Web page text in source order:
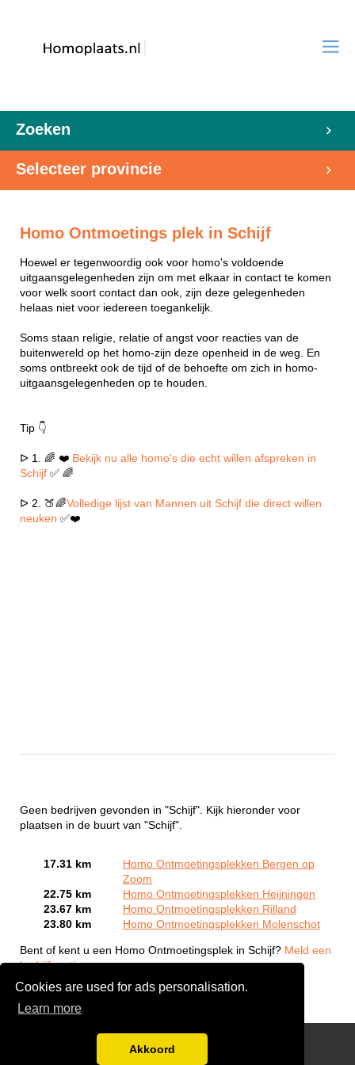
Cookies are used for ads personalisation.
Learn more
Akkoord
Zoeken
Selecteer provincie
Homo Ontmoetings plek in Schijf
Hoewel er tegenwoordig ook voor homo's voldoende
uitgaansgelegenheden zijn om met elkaar in contact te komen
voor welk soort contact dan ook, zijn deze gelegenheden
helaas niet voor iedereen toegankelijk.
Soms staan religie, relatie of angst voor reacties van de
buitenwereld op het homo-zijn deze openheid in de weg. En
soms ontbreekt ook de tijd of de behoefte om zich in homo-
uitgaansgelegenheden op te houden.
Tip 👇
ᐅ 1. 🌈 ❤️ Bekijk nu alle homo's die echt willen afspreken in
Schijf ✅ 🌈
ᐅ 2. 🍑🌈Volledige lijst van Mannen uit Schijf die direct willen
neuken ✅❤️
Geen bedrijven gevonden in "Schijf". Kijk hieronder voor
plaatsen in de buurt van "Schijf".
17.31 km
Homo Ontmoetingsplekken Bergen op
Zoom
22.75 km
Homo Ontmoetingsplekken Heijningen
23.67 km
Homo Ontmoetingsplekken Rilland
23.80 km
Homo Ontmoetingsplekken Molenschot
Bent of kent u een Homo Ontmoetingsplek in Schijf? Meld een
bedrijf gratis aan